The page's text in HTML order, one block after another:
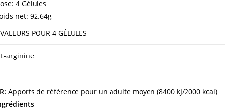
4 Gélules
net: 92.64g
VALEURS POUR 4 GÉLULES
L-arginine
Apports de référence pour un adulte moyen (8400 kJ/2000 kcal)